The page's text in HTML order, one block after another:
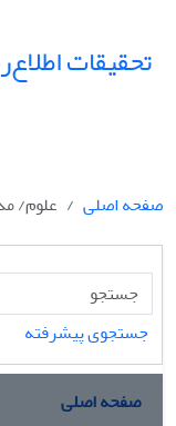
تحقیقات
صفحه اصلی علوم/
جستجوی پیشرفته
صفحه اصلی